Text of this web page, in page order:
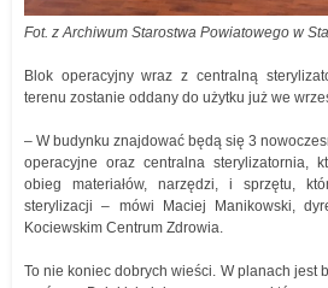
Fot. z Archiwum Starostwa Powiatowego w
Blok operacyjny wraz z centralną
terenu zostanie oddany do użytku już we
– W budynku znajdować będą się 3
operacyjne oraz centralna sterylizatornia,
obieg materiałów, narzędzi, i sprzętu,
sterylizacji – mówi Maciej Manikowski,
Kociewskim Centrum Zdrowia.
To nie koniec dobrych wieści. W planach jest